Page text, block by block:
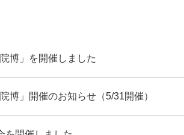
博」を開催しました
博」開催のお知らせ（5/31開催）